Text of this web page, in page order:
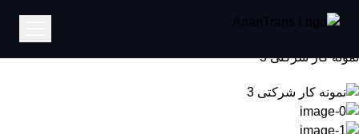
خانه نمونه کار شرکتی 3
نمونه کار شرکتی 3